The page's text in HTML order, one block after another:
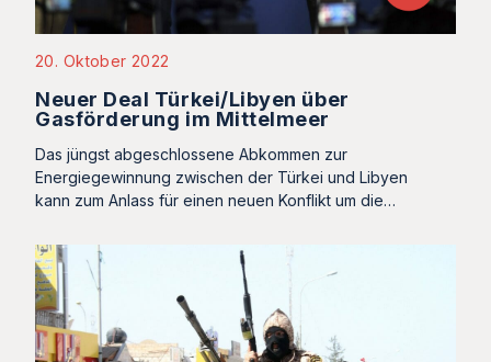
20. Oktober 2022
Neuer Deal Türkei/Libyen über
Gasförderung im Mittelmeer
Das jüngst abgeschlossene Abkommen zur
Energiegewinnung zwischen der Türkei und Libyen
kann zum Anlass für einen neuen Konflikt um die…